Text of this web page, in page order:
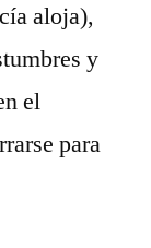
aloja),
y
el
para